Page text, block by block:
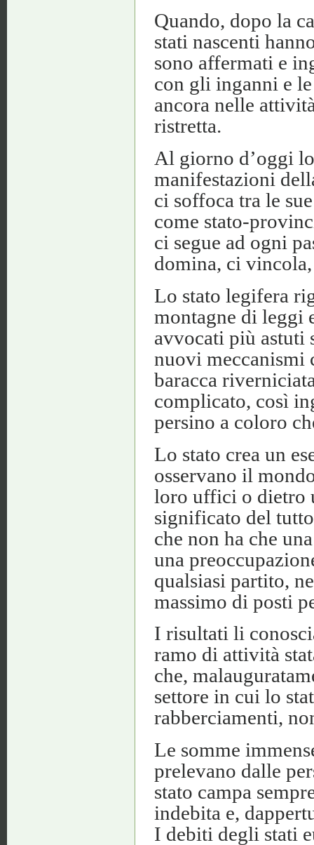
Quando, dopo la
stati nascenti
sono affermati e
con gli inganni e
ancora nelle
ristretta.
Al giorno d’oggi
manifestazioni
ci soffoca tra le
come stato-
ci segue ad ogni
domina, ci
Lo stato legifera
montagne di leggi
avvocati più astuti
nuovi meccanismi
baracca
complicato, così
persino a coloro
Lo stato crea un
osservano il
loro uffici o dietro
significato del
che non ha che
una
qualsiasi partito,
massimo di posti
I risultati li
ramo di attività
che,
settore in cui lo
rabberciamenti,
Le somme
prelevano dalle
stato campa
indebita e,
I debiti degli stati